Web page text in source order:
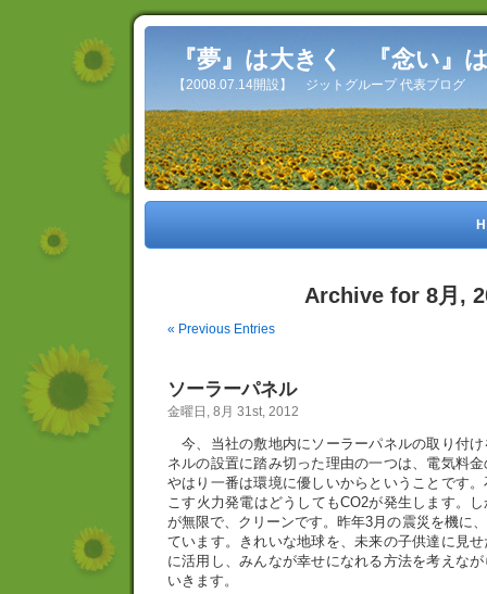
『夢』は大きく 『念い』
【2008.07.14開設】 ジットグループ 代表ブログ
Archive for 8月,
« Previous Entries
ソーラーパネル
金曜日, 8月 31st, 2012
今、当社の敷地内にソーラーパネルの取り付
ネルの設置に踏み切った理由の一つは、電気料
やはり一番は環境に優しいからということです
こす火力発電はどうしてもCO2が発生します。
が無限で、クリーンです。昨年3月の震災を機に
ています。きれいな地球を、未来の子供達に見
に活用し、みんなが幸せになれる方法を考えな
いきます。